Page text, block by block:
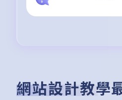
網站設計教學